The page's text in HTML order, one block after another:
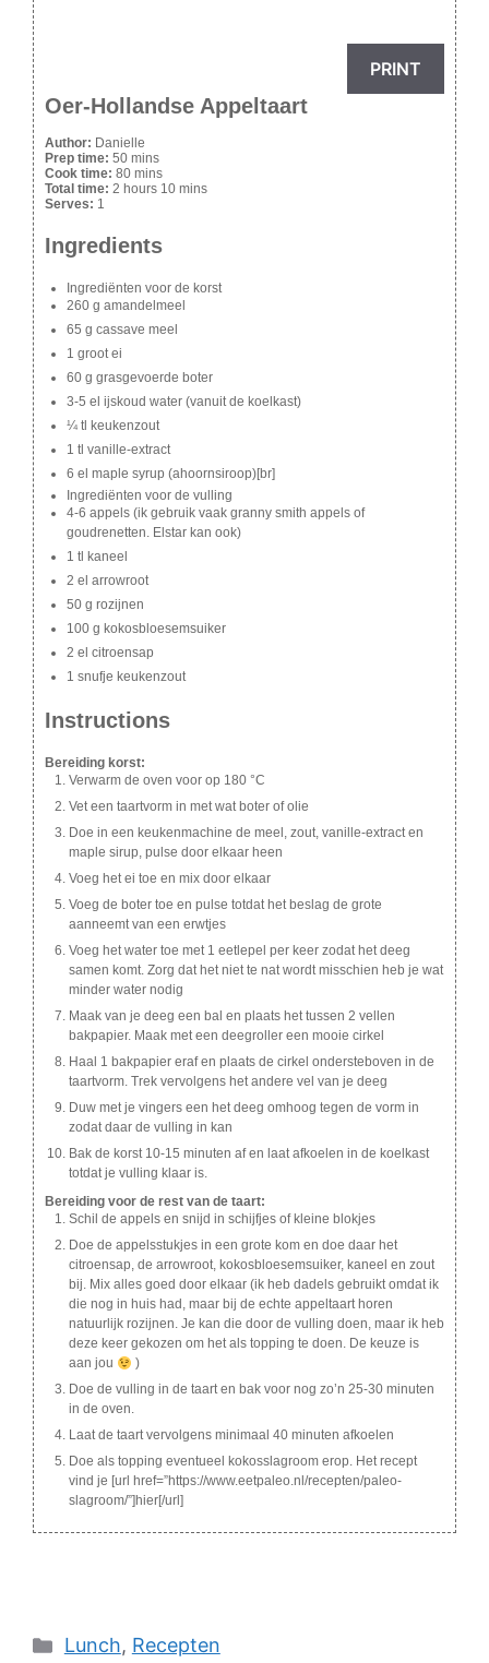
PRINT
Oer-Hollandse Appeltaart
Author: Danielle
Prep time: 50 mins
Cook time: 80 mins
Total time: 2 hours 10 mins
Serves: 1
Ingredients
Ingrediënten voor de korst
260 g amandelmeel
65 g cassave meel
1 groot ei
60 g grasgevoerde boter
3-5 el ijskoud water (vanuit de koelkast)
¼ tl keukenzout
1 tl vanille-extract
6 el maple syrup (ahoornsiroop)[br]
Ingrediënten voor de vulling
4-6 appels (ik gebruik vaak granny smith appels of
goudrenetten. Elstar kan ook)
1 tl kaneel
2 el arrowroot
50 g rozijnen
100 g kokosbloesemsuiker
2 el citroensap
1 snufje keukenzout
Instructions
Bereiding korst:
Verwarm de oven voor op 180 °C
Vet een taartvorm in met wat boter of olie
Doe in een keukenmachine de meel, zout, vanille-extract en
maple sirup, pulse door elkaar heen
Voeg het ei toe en mix door elkaar
Voeg de boter toe en pulse totdat het beslag de grote
aanneemt van een erwtjes
Voeg het water toe met 1 eetlepel per keer zodat het deeg
samen komt. Zorg dat het niet te nat wordt misschien heb je wat
minder water nodig
Maak van je deeg een bal en plaats het tussen 2 vellen
bakpapier. Maak met een deegroller een mooie cirkel
Haal 1 bakpapier eraf en plaats de cirkel ondersteboven in de
taartvorm. Trek vervolgens het andere vel van je deeg
Duw met je vingers een het deeg omhoog tegen de vorm in
zodat daar de vulling in kan
Bak de korst 10-15 minuten af en laat afkoelen in de koelkast
totdat je vulling klaar is.
Bereiding voor de rest van de taart:
Schil de appels en snijd in schijfjes of kleine blokjes
Doe de appelsstukjes in een grote kom en doe daar het
citroensap, de arrowroot, kokosbloesemsuiker, kaneel en zout
bij. Mix alles goed door elkaar (ik heb dadels gebruikt omdat ik
die nog in huis had, maar bij de echte appeltaart horen
natuurlijk rozijnen. Je kan die door de vulling doen, maar ik heb
deze keer gekozen om het als topping te doen. De keuze is
aan jou
)
Doe de vulling in de taart en bak voor nog zo’n 25-30 minuten
in de oven.
Laat de taart vervolgens minimaal 40 minuten afkoelen
Doe als topping eventueel kokosslagroom erop. Het recept
vind je [url href=”https://www.eetpaleo.nl/recepten/paleo-
slagroom/”]hier[/url]
Categories
Lunch, Recepten